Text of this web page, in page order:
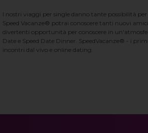
I nostri viaggi per single danno tante possibilità
Speed Vacanze® potrai conoscere tanti nuovi
divertenti opportunità per conoscere in
Date e Speed Date Dinner. SpeedVacanze® - i
incontri dal vivo e online dating.